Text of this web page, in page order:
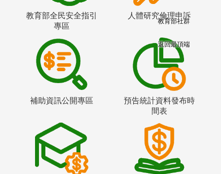
教育部全民安全指引
專區
人體研究倫理申訴
補助資訊公開專區
預告統計資料發布時
間表
教育部社群
返回最頂端